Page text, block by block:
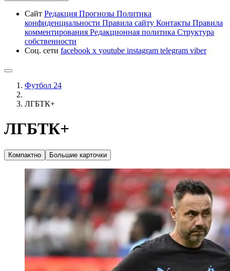
Сайт Редакция Прогнозы Политика
конфиденциальности Правила сайту Контакты Правила
комментирования Редакционная политика Структура
собственности
Соц. сети facebook x youtube instagram telegram viber
Футбол 24
ЛГБТК+
ЛГБТК+
Компактно Большие карточки